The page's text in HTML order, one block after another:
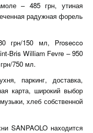
– 485 грн, утиная
радужная форель
грн/150 мл, Prosecco
Bris William Fevre – 950
750 мл.
паркинг, доставка,
карта, широкий выбор
хлеб собственной
SANPAOLO находится